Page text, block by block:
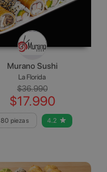
Murano Sushi
La Florida
$36.990
$17.990
80 piezas 4.2